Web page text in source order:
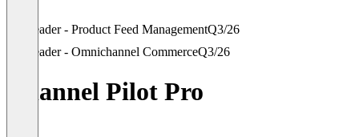
Leader - Product Feed ManagementQ3/26
Leader - Omnichannel CommerceQ3/26
Channel Pilot Pro